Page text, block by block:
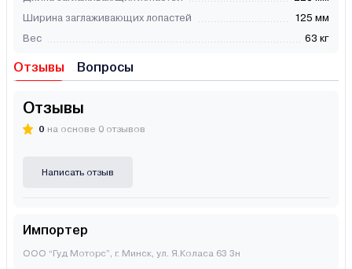
Ширина заглаживающих лопастей
125 мм
Вес
63 кг
Отзывы Вопросы
Отзывы
0 на основе 0 отзывов
Написать отзыв
Импортер
ООО “Гуд Моторс”, г. Минск, ул. Я.Коласа 63 3н